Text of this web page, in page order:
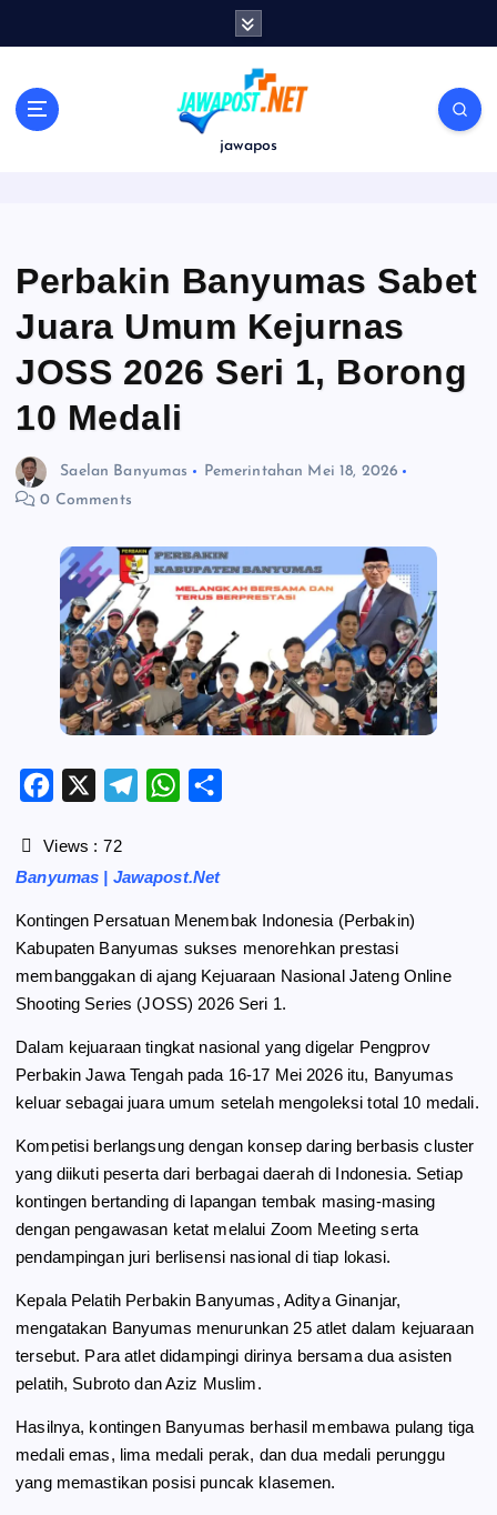
jawapos
Perbakin Banyumas Sabet
Juara Umum Kejurnas
JOSS 2026 Seri 1, Borong
10 Medali
Saelan Banyumas Pemerintahan Mei 18, 2026
0 Comments
c
o
o
k
r
a
m
W
A
p
p
Views : 72
Banyumas | Jawapost.Net
Kontingen Persatuan Menembak Indonesia (Perbakin)
Kabupaten Banyumas sukses menorehkan prestasi
membanggakan di ajang Kejuaraan Nasional Jateng Online
Shooting Series (JOSS) 2026 Seri 1.
Dalam kejuaraan tingkat nasional yang digelar Pengprov
Perbakin Jawa Tengah pada 16-17 Mei 2026 itu, Banyumas
keluar sebagai juara umum setelah mengoleksi total 10 medali.
Kompetisi berlangsung dengan konsep daring berbasis cluster
yang diikuti peserta dari berbagai daerah di Indonesia. Setiap
kontingen bertanding di lapangan tembak masing-masing
dengan pengawasan ketat melalui Zoom Meeting serta
pendampingan juri berlisensi nasional di tiap lokasi.
Kepala Pelatih Perbakin Banyumas, Aditya Ginanjar,
mengatakan Banyumas menurunkan 25 atlet dalam kejuaraan
tersebut. Para atlet didampingi dirinya bersama dua asisten
pelatih, Subroto dan Aziz Muslim.
Hasilnya, kontingen Banyumas berhasil membawa pulang tiga
medali emas, lima medali perak, dan dua medali perunggu
yang memastikan posisi puncak klasemen.